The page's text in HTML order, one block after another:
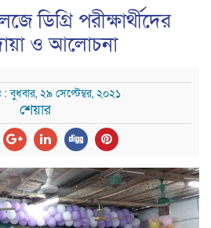
ডিগ্রি পরীক্ষার্থীদের
ও আলোচনা
বুধবার, ২৯ সেপ্টেম্বর, ২০২১
শেয়ার